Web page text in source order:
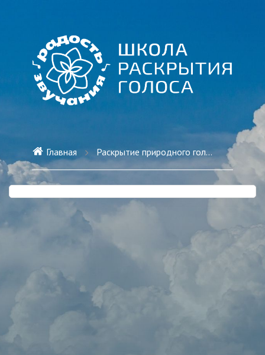
Главная Раскрытие природного голоса СОЛО (12)